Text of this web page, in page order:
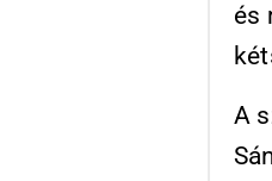
és
A